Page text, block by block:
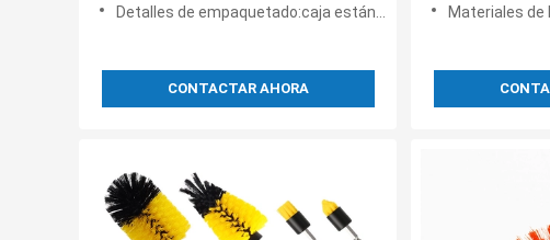
Detalles de empaquetado:caja estándar
CONTACTAR AHORA
Materiales de